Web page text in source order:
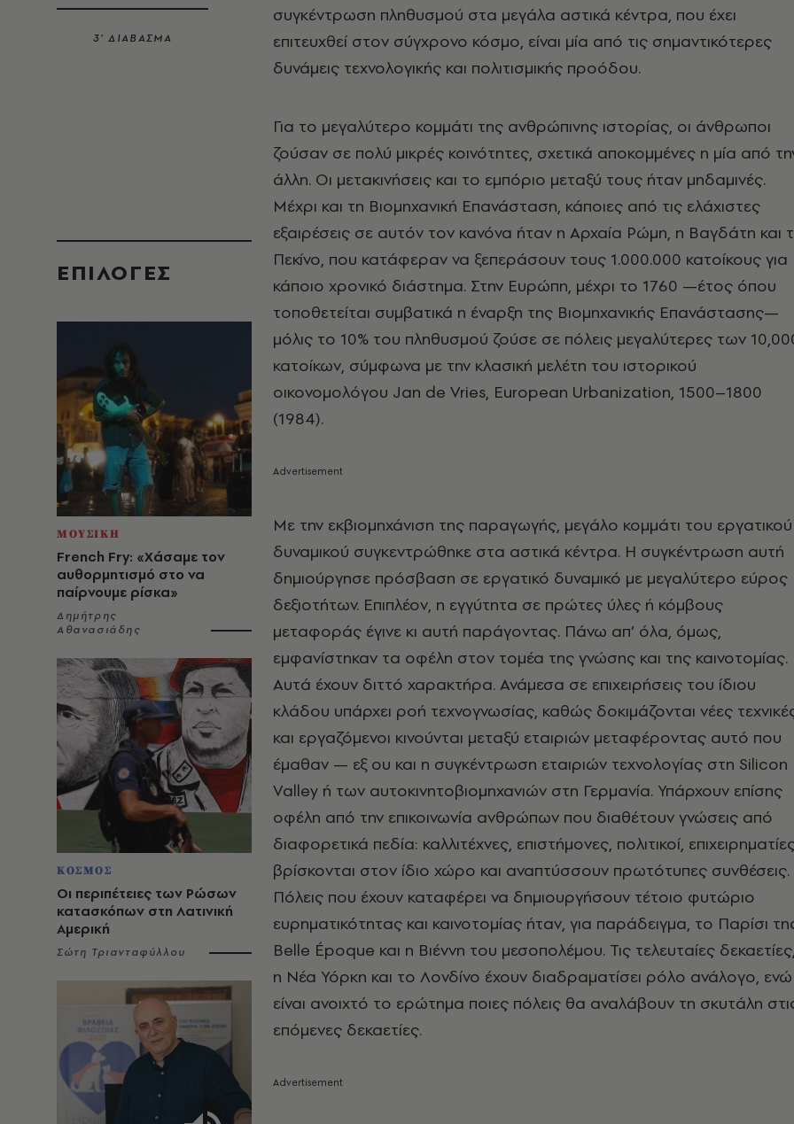
3’ ΔΙΑΒΑΣΜΑ
EΠΙΛΟΓΈΣ
ΜΟΥΣΙΚΗ
French Fry: «Χάσαμε τον
αυθορμητισμό στο να
παίρνουμε ρίσκα»
Δημήτρης
Αθανασιάδης
ΚΟΣΜΟΣ
Οι περιπέτειες των Ρώσων
κατασκόπων στη Λατινική
Αμερική
Σώτη Τριανταφύλλου
συγκέντρωση πληθυσμού στα μεγάλα αστικά κέντρα, που έχει
επιτευχθεί στον σύγχρονο κόσμο, είναι μία από τις σημαντικότερες
δυνάμεις τεχνολογικής και πολιτισμικής προόδου.
Για το μεγαλύτερο κομμάτι της ανθρώπινης ιστορίας, οι άνθρωποι
ζούσαν σε πολύ μικρές κοινότητες, σχετικά αποκομμένες η μία από
άλλη. Οι μετακινήσεις και το εμπόριο μεταξύ τους ήταν μηδαμινές.
Μέχρι και τη Βιομηχανική Επανάσταση, κάποιες από τις ελάχιστες
εξαιρέσεις σε αυτόν τον κανόνα ήταν η Αρχαία Ρώμη, η Βαγδάτη και
Πεκίνο, που κατάφεραν να ξεπεράσουν τους 1.000.000 κατοίκους για
κάποιο χρονικό διάστημα. Στην Ευρώπη, μέχρι το 1760 —έτος όπου
τοποθετείται συμβατικά η έναρξη της Βιομηχανικής Επανάστασης—
μόλις το 10% του πληθυσμού ζούσε σε πόλεις μεγαλύτερες των
κατοίκων, σύμφωνα με την κλασική μελέτη του ιστορικού
οικονομολόγου Jan de Vries, European Urbanization, 1500–1800
(1984).
Με την εκβιομηχάνιση της παραγωγής, μεγάλο κομμάτι του εργατικού
δυναμικού συγκεντρώθηκε στα αστικά κέντρα. Η συγκέντρωση αυτή
δημιούργησε πρόσβαση σε εργατικό δυναμικό με μεγαλύτερο εύρος
δεξιοτήτων. Επιπλέον, η εγγύτητα σε πρώτες ύλες ή κόμβους
μεταφοράς έγινε κι αυτή παράγοντας. Πάνω απ’ όλα, όμως,
εμφανίστηκαν τα οφέλη στον τομέα της γνώσης και της καινοτομίας.
Αυτά έχουν διττό χαρακτήρα. Ανάμεσα σε επιχειρήσεις του ίδιου
κλάδου υπάρχει ροή τεχνογνωσίας, καθώς δοκιμάζονται νέες
και εργαζόμενοι κινούνται μεταξύ εταιριών μεταφέροντας αυτό που
έμαθαν — εξ ου και η συγκέντρωση εταιριών τεχνολογίας στη Silicon
Valley ή των αυτοκινητοβιομηχανιών στη Γερμανία. Υπάρχουν επίσης
οφέλη από την επικοινωνία ανθρώπων που διαθέτουν γνώσεις από
διαφορετικά πεδία: καλλιτέχνες, επιστήμονες, πολιτικοί,
βρίσκονται στον ίδιο χώρο και αναπτύσσουν πρωτότυπες συνθέσεις.
Πόλεις που έχουν καταφέρει να δημιουργήσουν τέτοιο φυτώριο
ευρηματικότητας και καινοτομίας ήταν, για παράδειγμα, το Παρίσι
Belle Époque και η Βιέννη του μεσοπολέμου. Τις τελευταίες
η Νέα Υόρκη και το Λονδίνο έχουν διαδραματίσει ρόλο ανάλογο, ενώ
είναι ανοιχτό το ερώτημα ποιες πόλεις θα αναλάβουν τη σκυτάλη
επόμενες δεκαετίες.